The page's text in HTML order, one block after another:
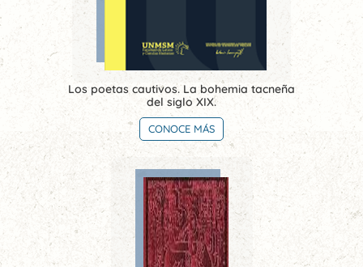
Los poetas cautivos. La bohemia tacneña
del siglo XIX.
CONOCE MÁS